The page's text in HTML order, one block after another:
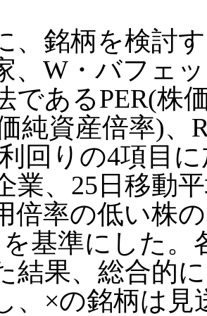
銘柄を検討
、W・バフェ
であるPER(株
純資産倍率)、
回りの4項目
業、25日移動
倍率の低い株
基準にした。
結果、総合的
、×の銘柄は見